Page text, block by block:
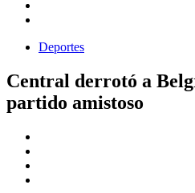
Deportes
Central derrotó a
partido amistoso